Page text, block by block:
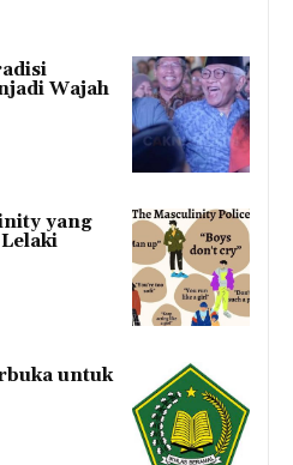
Wajah
yang
untuk